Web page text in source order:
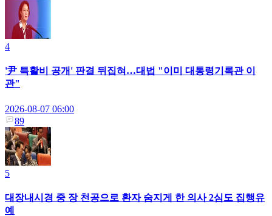
4
'尹 특활비 공개' 판결 뒤집혀…대법 "이미 대통령기록관 이
관"
2026-08-07 06:00
89
5
대장내시경 중 장 천공으로 환자 숨지게 한 의사 2심도 집행유
예